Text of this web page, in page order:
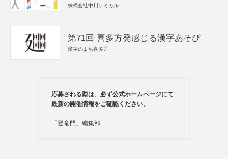
株式会社中川ケミカル
第71回 喜多方発感じる漢字あそび
漢字のまち喜多方
応募される際は、必ず公式ホームページにて
最新の開催情報をご確認ください。
「登竜門」編集部